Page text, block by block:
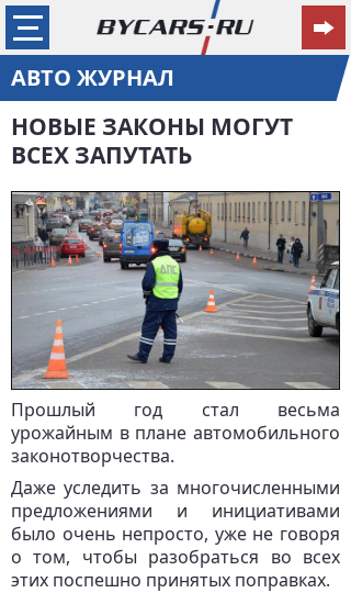
АВТО ЖУРНАЛ
НОВЫЕ ЗАКОНЫ МОГУТ
ВСЕХ ЗАПУТАТЬ
Прошлый год стал весьма
урожайным в плане автомобильного
законотворчества.
Даже уследить за многочисленными
предложениями и инициативами
было очень непросто, уже не говоря
о том, чтобы разобраться во всех
этих поспешно принятых поправках.